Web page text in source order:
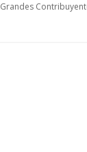
Grandes